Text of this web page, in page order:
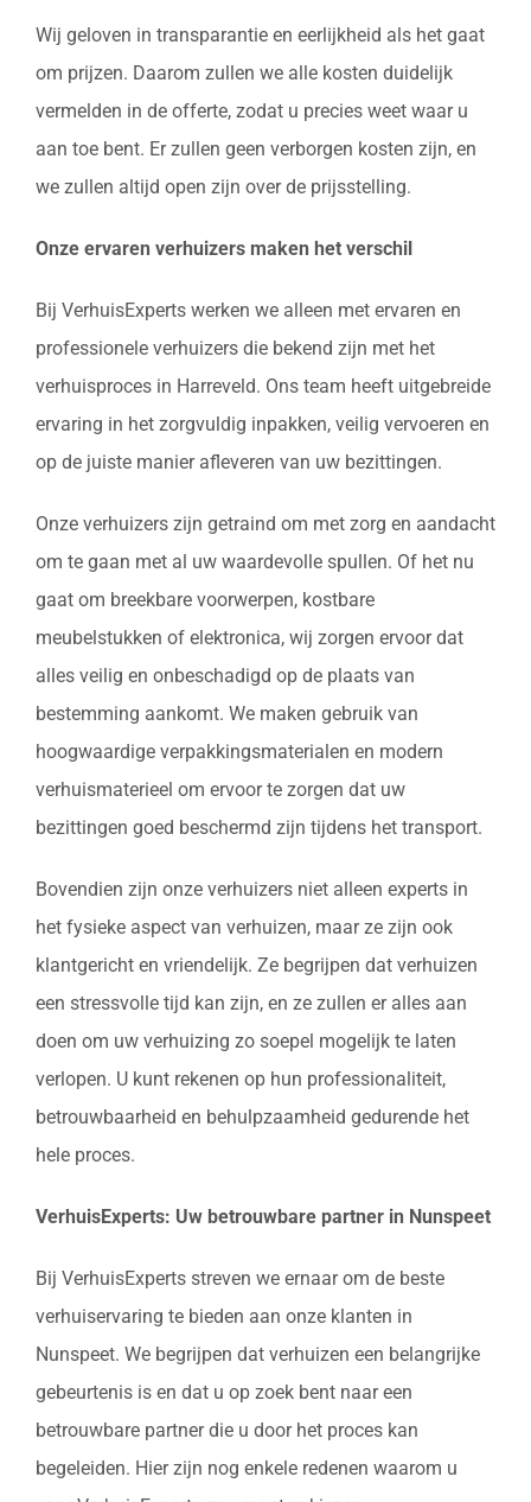
Wij geloven in transparantie en eerlijkheid als het gaat
om prijzen. Daarom zullen we alle kosten duidelijk
vermelden in de offerte, zodat u precies weet waar u
aan toe bent. Er zullen geen verborgen kosten zijn, en
we zullen altijd open zijn over de prijsstelling.
Onze ervaren verhuizers maken het verschil
Bij VerhuisExperts werken we alleen met ervaren en
professionele verhuizers die bekend zijn met het
verhuisproces in Harreveld. Ons team heeft uitgebreide
ervaring in het zorgvuldig inpakken, veilig vervoeren en
op de juiste manier afleveren van uw bezittingen.
Onze verhuizers zijn getraind om met zorg en aandacht
om te gaan met al uw waardevolle spullen. Of het nu
gaat om breekbare voorwerpen, kostbare
meubelstukken of elektronica, wij zorgen ervoor dat
alles veilig en onbeschadigd op de plaats van
bestemming aankomt. We maken gebruik van
hoogwaardige verpakkingsmaterialen en modern
verhuismaterieel om ervoor te zorgen dat uw
bezittingen goed beschermd zijn tijdens het transport.
Bovendien zijn onze verhuizers niet alleen experts in
het fysieke aspect van verhuizen, maar ze zijn ook
klantgericht en vriendelijk. Ze begrijpen dat verhuizen
een stressvolle tijd kan zijn, en ze zullen er alles aan
doen om uw verhuizing zo soepel mogelijk te laten
verlopen. U kunt rekenen op hun professionaliteit,
betrouwbaarheid en behulpzaamheid gedurende het
hele proces.
VerhuisExperts: Uw betrouwbare partner in Nunspeet
Bij VerhuisExperts streven we ernaar om de beste
verhuiservaring te bieden aan onze klanten in
Nunspeet. We begrijpen dat verhuizen een belangrijke
gebeurtenis is en dat u op zoek bent naar een
betrouwbare partner die u door het proces kan
begeleiden. Hier zijn nog enkele redenen waarom u